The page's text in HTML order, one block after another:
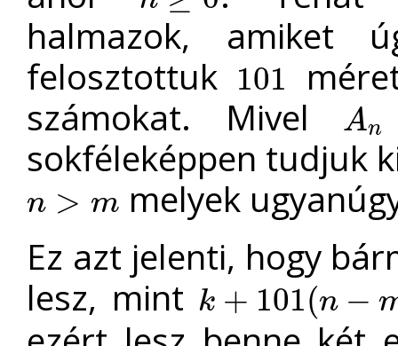
halmazok, amiket
felosztottuk 101
101
számokat. Mivel
An
An
sokféleképpen tudjuk
n > m
n> m
melyek
Ez azt jelenti, hogy
lesz, mint k + 101(n −
k+ 101( n−m )∈ A n